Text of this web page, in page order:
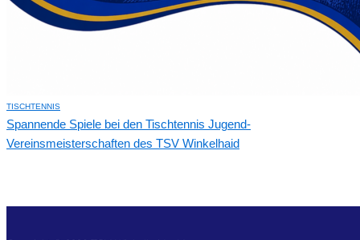
TISCHTENNIS
Spannende Spiele bei den Tischtennis Jugend-
Vereinsmeisterschaften des TSV Winkelhaid